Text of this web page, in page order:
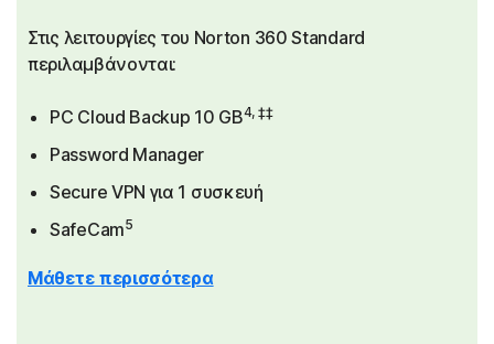
Στις λειτουργίες του Norton 360 Standard
περιλαμβάνονται:
PC Cloud Backup 10 GB4, ‡‡
Password Manager
Secure VPN για 1 συσκευή
SafeCam5
Μάθετε περισσότερα